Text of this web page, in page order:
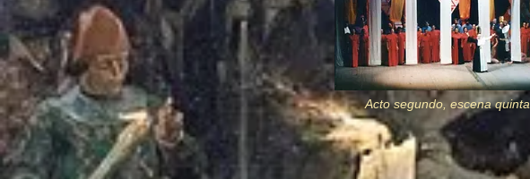
Acto segundo, escena quinta